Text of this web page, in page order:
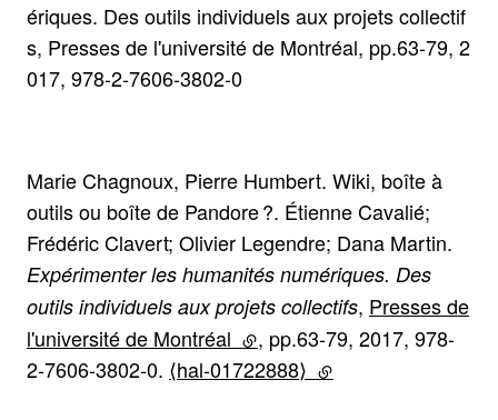
ériques. Des outils individuels aux projets collectif
s, Presses de l'université de Montréal, pp.63-79, 2
017, 978-2-7606-3802-0
Marie Chagnoux, Pierre Humbert. Wiki, boîte à
outils ou boîte de Pandore ?. Étienne Cavalié;
Frédéric Clavert; Olivier Legendre; Dana Martin.
Expérimenter les humanités numériques. Des
outils individuels aux projets collectifs, Presses de
l'université de Montréal (lien externe)
, pp.63-79, 2017, 978-
2-7606-3802-0. ⟨hal-01722888⟩ (lien externe)